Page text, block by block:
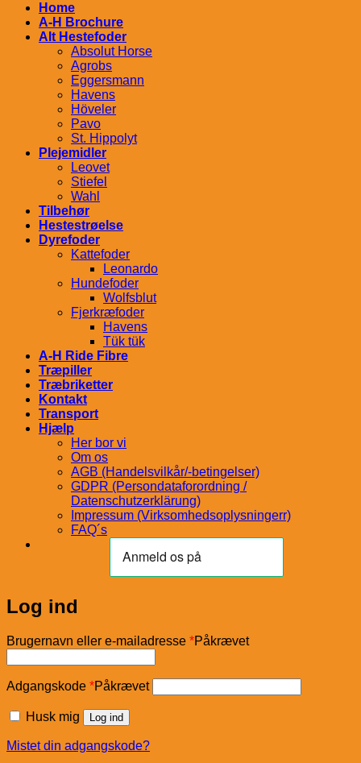
Home
A-H Brochure
Alt Hestefoder
Absolut Horse
Agrobs
Eggersmann
Havens
Höveler
Pavo
St. Hippolyt
Plejemidler
Leovet
Stiefel
Wahl
Tilbehør
Hestestrøelse
Dyrefoder
Kattefoder
Leonardo
Hundefoder
Wolfsblut
Fjerkræfoder
Havens
Tük tük
A-H Ride Fibre
Træpiller
Træbriketter
Kontakt
Transport
Hjælp
Her bor vi
Om os
AGB (Handelsvilkår/-betingelser)
GDPR (Persondataforordning /
Datenschutzerklärung)
Impressum (Virksomhedsoplysningerr)
FAQ´s
Log ind
Brugernavn eller e-mailadresse *Påkrævet
Adgangskode *Påkrævet
Husk mig Log ind
Mistet din adgangskode?